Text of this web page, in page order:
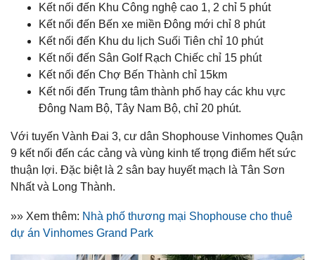
Kết nối đến Khu Công nghệ cao 1, 2 chỉ 5 phút
Kết nối đến Bến xe miền Đông mới chỉ 8 phút
Kết nối đến Khu du lịch Suối Tiên chỉ 10 phút
Kết nối đến Sân Golf Rạch Chiếc chỉ 15 phút
Kết nối đến Chợ Bến Thành chỉ 15km
Kết nối đến Trung tâm thành phố hay các khu vực
Đông Nam Bộ, Tây Nam Bộ, chỉ 20 phút.
Với tuyến Vành Đai 3, cư dân Shophouse Vinhomes Quận
9 kết nối đến các cảng và vùng kinh tế trọng điểm hết sức
thuận lợi. Đặc biệt là 2 sân bay huyết mạch là Tân Sơn
Nhất và Long Thành.
»» Xem thêm: Nhà phố thương mại Shophouse cho thuê
dự án Vinhomes Grand Park